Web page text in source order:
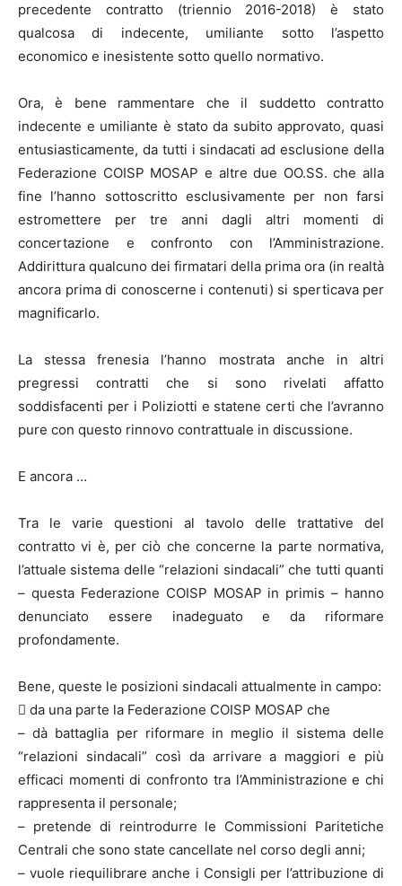
precedente contratto (triennio 2016-2018) è stato
qualcosa di indecente, umiliante sotto l’aspetto
economico e inesistente sotto quello normativo.
Ora, è bene rammentare che il suddetto contratto
indecente e umiliante è stato da subito approvato, quasi
entusiasticamente, da tutti i sindacati ad esclusione della
Federazione COISP MOSAP e altre due OO.SS. che alla
fine l’hanno sottoscritto esclusivamente per non farsi
estromettere per tre anni dagli altri momenti di
concertazione e confronto con l’Amministrazione.
Addirittura qualcuno dei firmatari della prima ora (in realtà
ancora prima di conoscerne i contenuti) si sperticava per
magnificarlo.
La stessa frenesia l’hanno mostrata anche in altri
pregressi contratti che si sono rivelati affatto
soddisfacenti per i Poliziotti e statene certi che l’avranno
pure con questo rinnovo contrattuale in discussione.
E ancora …
Tra le varie questioni al tavolo delle trattative del
contratto vi è, per ciò che concerne la parte normativa,
l’attuale sistema delle “relazioni sindacali” che tutti quanti
– questa Federazione COISP MOSAP in primis – hanno
denunciato essere inadeguato e da riformare
profondamente.
Bene, queste le posizioni sindacali attualmente in campo:
 da una parte la Federazione COISP MOSAP che
– dà battaglia per riformare in meglio il sistema delle
“relazioni sindacali” così da arrivare a maggiori e più
efficaci momenti di confronto tra l’Amministrazione e chi
rappresenta il personale;
– pretende di reintrodurre le Commissioni Paritetiche
Centrali che sono state cancellate nel corso degli anni;
– vuole riequilibrare anche i Consigli per l’attribuzione di